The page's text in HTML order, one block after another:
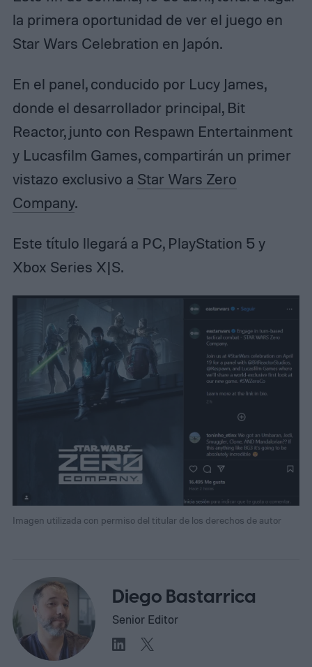
la primera oportunidad de ver el juego en
Star Wars Celebration en Japón.
En el panel, conducido por Lucy James,
donde el desarrollador principal, Bit
Reactor, junto con Respawn Entertainment
y Lucasfilm Games, compartirán un primer
vistazo exclusivo a Star Wars Zero
Company.
Este título llegará a PC, PlayStation 5 y
Xbox Series X|S.
Imagen utilizada con permiso del titular de los derechos de autor
Diego Bastarrica
Senior Editor